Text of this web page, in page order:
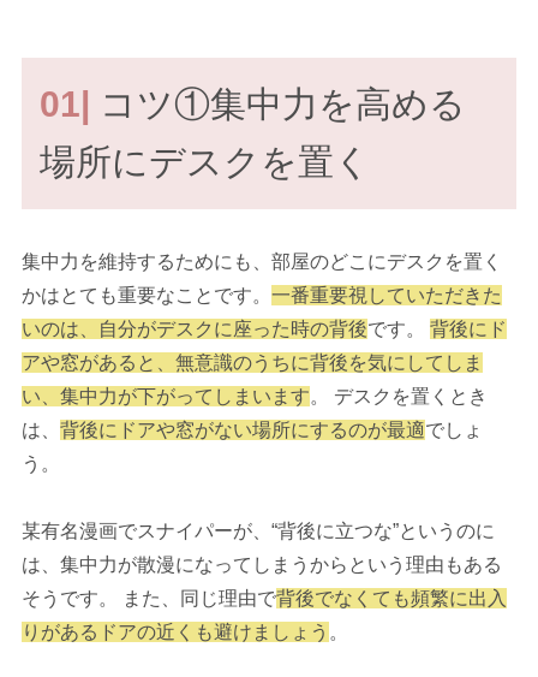
01| コツ①集中力を高める
場所にデスクを置く
集中力を維持するためにも、部屋のどこにデスクを置く
かはとても重要なことです。 一番重要視していただきた
いのは、自分がデスクに座った時の背後です。 背後にド
アや窓があると、無意識のうちに背後を気にしてしま
い、集中力が下がってしまいます。 デスクを置くとき
は、 背後にドアや窓がない場所にするのが最適でしょ
う。
某有名漫画でスナイパーが、“背後に立つな”というのに
は、集中力が散漫になってしまうからという理由もある
そうです。 また、同じ理由で背後でなくても頻繁に出入
りがあるドアの近くも避けましょう 。